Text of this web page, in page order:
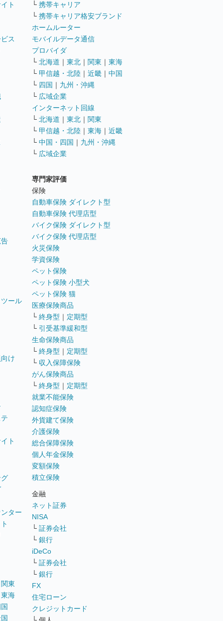
ト
ス
ール
け
ト
ター
関東
東海
└ 携帯キャリア
└ 携帯キャリア格安ブランド
ホームルーター
モバイルデータ通信
プロバイダ
└ 北海道 ｜ 東北 ｜ 関東 ｜ 東海
└ 甲信越・北陸 ｜ 近畿 ｜ 中国
└ 四国 ｜ 九州・沖縄
└ 広域企業
インターネット回線
└ 北海道 ｜ 東北 ｜ 関東
└ 甲信越・北陸 ｜ 東海 ｜ 近畿
└ 中国・四国 ｜ 九州・沖縄
└ 広域企業
専門家評価
保険
自動車保険 ダイレクト型
自動車保険 代理店型
バイク保険 ダイレクト型
バイク保険 代理店型
火災保険
学資保険
ペット保険
ペット保険 小型犬
ペット保険 猫
医療保険商品
└ 終身型 ｜ 定期型
└ 引受基準緩和型
生命保険商品
└ 終身型 ｜ 定期型
└ 収入保障保険
がん保険商品
└ 終身型 ｜ 定期型
就業不能保険
認知症保険
外貨建て保険
介護保険
総合保障保険
個人年金保険
変額保険
積立保険
金融
ネット証券
NISA
└ 証券会社
└ 銀行
iDeCo
└ 証券会社
└ 銀行
FX
住宅ローン
クレジットカード